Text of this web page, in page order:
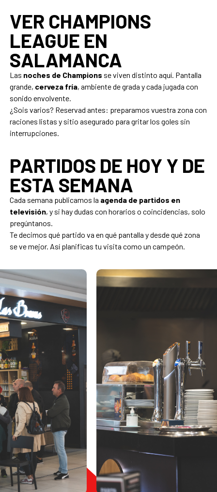
VER CHAMPIONS
LEAGUE EN
SALAMANCA
Las noches de Champions se viven distinto aquí. Pantalla
grande, cerveza fría, ambiente de grada y cada jugada con
sonido envolvente.
¿Sois varios? Reservad antes: preparamos vuestra zona con
raciones listas y sitio asegurado para gritar los goles sin
interrupciones.
PARTIDOS DE HOY Y DE
ESTA SEMANA
Cada semana publicamos la agenda de partidos en
televisión, y si hay dudas con horarios o coincidencias, solo
pregúntanos.
Te decimos qué partido va en qué pantalla y desde qué zona
se ve mejor. Así planificas tu visita como un campeón.